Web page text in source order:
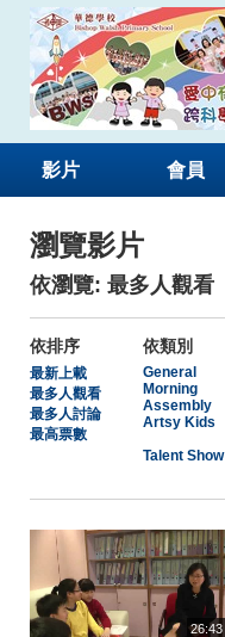
影片 會員
瀏覽影片
依瀏覽: 最多人觀看
依排序
最新上載
最多人觀看
最多人討論
最高票數
依類別
General
Morning
Assembly
Artsy Kids
Talent Show
26:43